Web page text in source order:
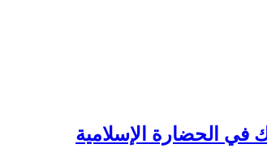
في الحضارة الإسلامية